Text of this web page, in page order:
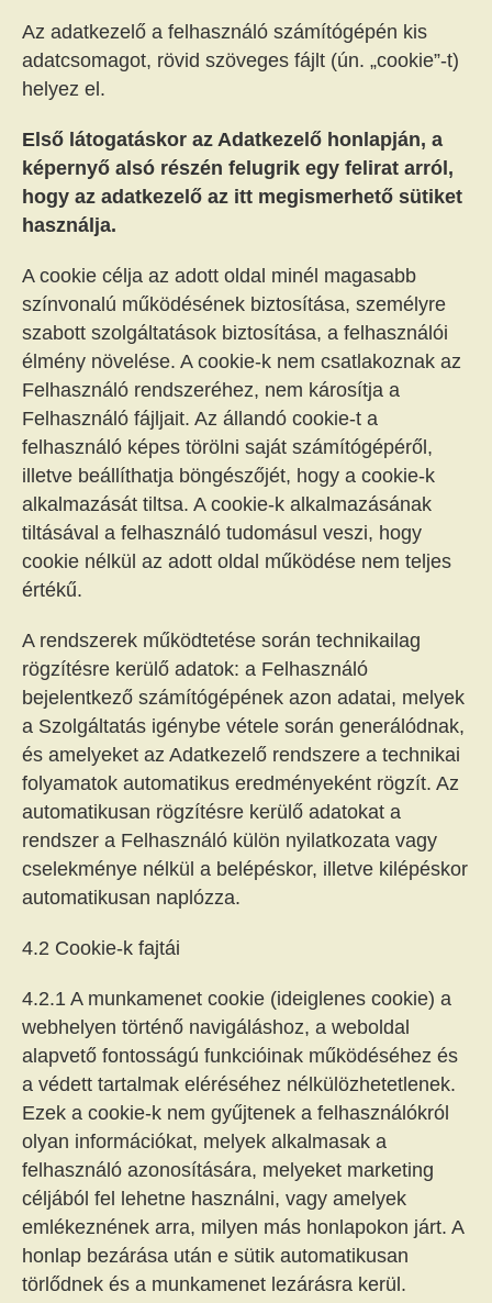
Az adatkezelő a felhasználó számítógépén kis
adatcsomagot, rövid szöveges fájlt (ún. „cookie”-t)
helyez el.
Első látogatáskor az Adatkezelő honlapján, a
képernyő alsó részén felugrik egy felirat arról,
hogy az adatkezelő az itt megismerhető sütiket
használja.
A cookie célja az adott oldal minél magasabb
színvonalú működésének biztosítása, személyre
szabott szolgáltatások biztosítása, a felhasználói
élmény növelése. A cookie-k nem csatlakoznak az
Felhasználó rendszeréhez, nem károsítja a
Felhasználó fájljait. Az állandó cookie-t a
felhasználó képes törölni saját számítógépéről,
illetve beállíthatja böngészőjét, hogy a cookie-k
alkalmazását tiltsa. A cookie-k alkalmazásának
tiltásával a felhasználó tudomásul veszi, hogy
cookie nélkül az adott oldal működése nem teljes
értékű.
A rendszerek működtetése során technikailag
rögzítésre kerülő adatok: a Felhasználó
bejelentkező számítógépének azon adatai, melyek
a Szolgáltatás igénybe vétele során generálódnak,
és amelyeket az Adatkezelő rendszere a technikai
folyamatok automatikus eredményeként rögzít. Az
automatikusan rögzítésre kerülő adatokat a
rendszer a Felhasználó külön nyilatkozata vagy
cselekménye nélkül a belépéskor, illetve kilépéskor
automatikusan naplózza.
4.2 Cookie-k fajtái
4.2.1 A munkamenet cookie (ideiglenes cookie) a
webhelyen történő navigáláshoz, a weboldal
alapvető fontosságú funkcióinak működéséhez és
a védett tartalmak eléréséhez nélkülözhetetlenek.
Ezek a cookie-k nem gyűjtenek a felhasználókról
olyan információkat, melyek alkalmasak a
felhasználó azonosítására, melyeket marketing
céljából fel lehetne használni, vagy amelyek
emlékeznének arra, milyen más honlapokon járt. A
honlap bezárása után e sütik automatikusan
törlődnek és a munkamenet lezárásra kerül.